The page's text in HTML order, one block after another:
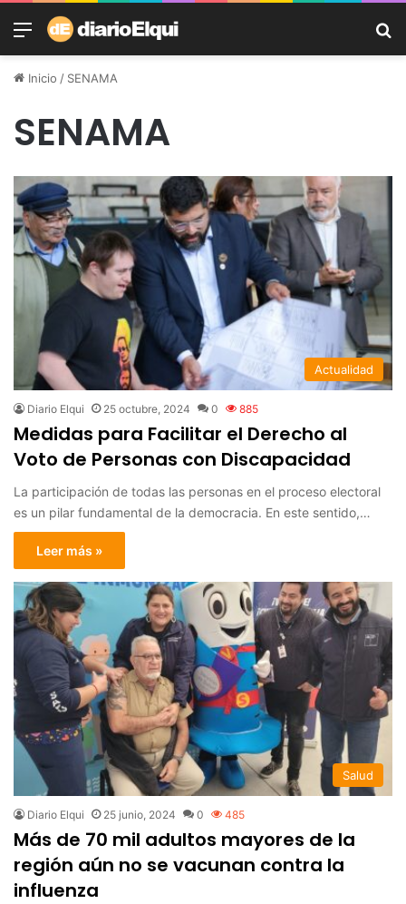
Menú
Inicio / SENAMA
SENAMA
Actualidad
Diario Elqui 25 octubre, 2024 0 885
Medidas para Facilitar el Derecho al
Voto de Personas con Discapacidad
La participación de todas las personas en el proceso electoral
es un pilar fundamental de la democracia. En este sentido,…
Leer más »
Salud
Diario Elqui 25 junio, 2024 0 485
Más de 70 mil adultos mayores de la
región aún no se vacunan contra la
influenza